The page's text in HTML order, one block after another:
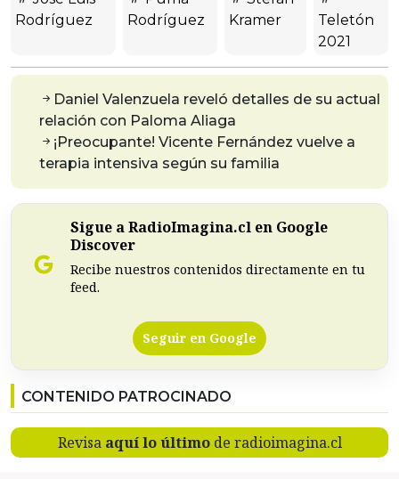
Rodríguez
Rodríguez
Kramer
Teletón
2021
Daniel Valenzuela reveló detalles de su actual
relación con Paloma Aliaga
¡Preocupante! Vicente Fernández vuelve a
terapia intensiva según su familia
Sigue a RadioImagina.cl en Google
Discover
Recibe nuestros contenidos directamente en tu
feed.
Seguir en Google
CONTENIDO PATROCINADO
Revisa aquí lo últimode radioimagina.cl